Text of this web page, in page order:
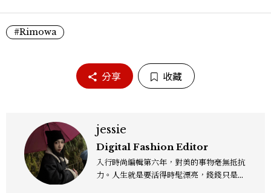
#Rimowa
分享 收藏
jessie
Digital Fashion Editor
入行時尚編輯第六年，對美的事物毫無抵抗
力。人生就是要活得時髦漂亮，錢錢只是變